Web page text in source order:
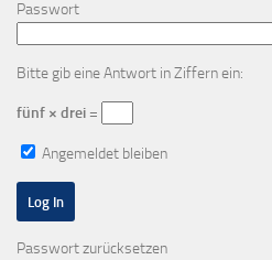
Passwort
Bitte gib eine Antwort in Ziffern ein:
fünf × drei =
Angemeldet bleiben
Passwort zurücksetzen